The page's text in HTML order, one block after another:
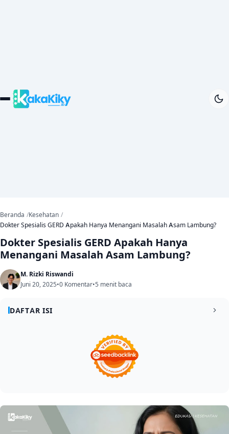
Beranda
Kesehatan
Dokter Spesialis GERD Apakah Hanya Menangani Masalah Asam Lambung?
Dokter Spesialis GERD Apakah Hanya
Menangani Masalah Asam Lambung?
M. Rizki Riswandi
Juni 20, 2025•0 Komentar•5 menit baca
DAFTAR ISI
Fungsi dan Cara Kerja Asam Lambung
Hubungan Cairan Asam Lambung dengan GERD
5 Kesimpulan